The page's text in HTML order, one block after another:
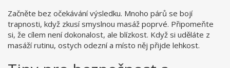
Začněte bez očekávání výsledku. Mnoho párů se bojí
trapnosti, když zkusí smyslnou masáž poprvé. Připomeňte
si, že cílem není dokonalost, ale blízkost. Když si uděláte z
masáží rutinu, ostych odezní a místo něj přijde lehkost.